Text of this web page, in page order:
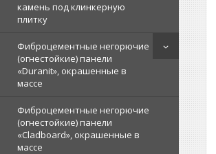
камень под клинкерную
плитку
Фиброцементные негорючие
(огнестойкие) панели
«Duranit», окрашенные в
массе
Фиброцементные негорючие
(огнестойкие) панели
«Cladboard», окрашенные в
массе